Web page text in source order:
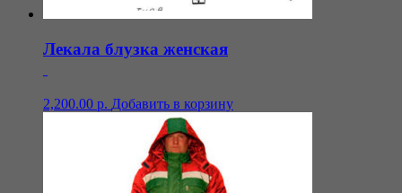
Лекала блузка женская
2,200.00 р. Добавить в корзину